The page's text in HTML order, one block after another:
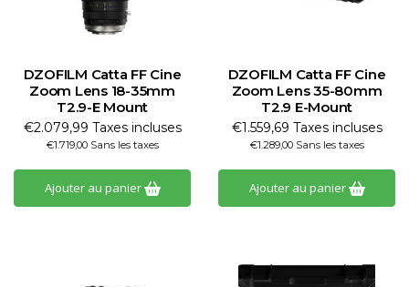
DZOFILM Catta FF Cine
Zoom Lens 18-35mm
T2.9-E Mount
€2.079,99 Taxes incluses
€1.719,00 Sans les taxes
Ajouter au panier
DZOFILM Catta FF Cine
Zoom Lens 35-80mm
T2.9 E-Mount
€1.559,69 Taxes incluses
€1.289,00 Sans les taxes
Ajouter au panier